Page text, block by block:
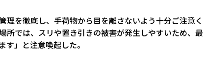
理を徹底し、手荷物から目を離さないよう十分ご注意く
所では、スリや置き引きの被害が発生しやすいため、最
」と注意喚起した。